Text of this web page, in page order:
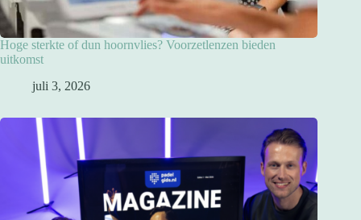
Hoge sterkte of dun hoornvlies? Voorzetlenzen bieden
uitkomst
juli 3, 2026